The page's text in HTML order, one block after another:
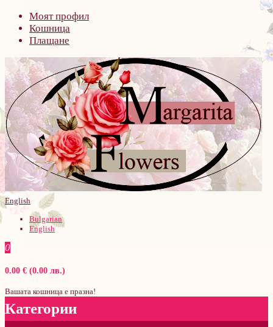
Моят профил
Кошница
Плащане
English
Bulgarian
English
0
0.00 € (0.00 лв.)
Вашата кошница е празна!
Категории